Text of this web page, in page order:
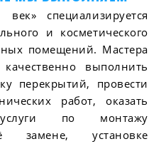
специализируется
и косметического
помещений. Мастера
выполнить
перекрытий, провести
работ, оказать
услуги по монтажу
замене, установке